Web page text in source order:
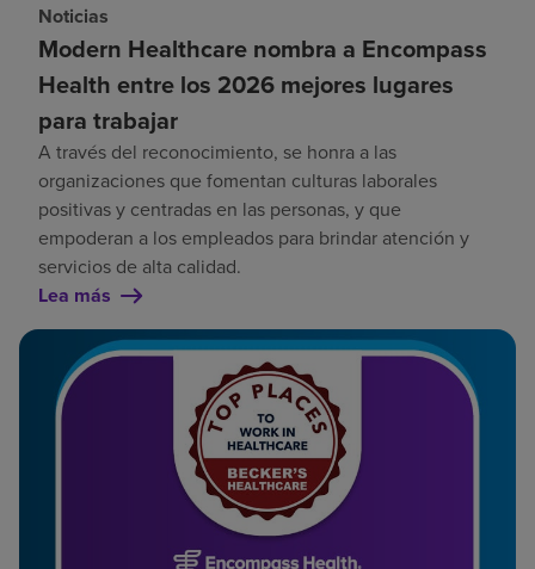
Noticias
Modern Healthcare nombra a Encompass
Health entre los 2026 mejores lugares
para trabajar
A través del reconocimiento, se honra a las
organizaciones que fomentan culturas laborales
positivas y centradas en las personas, y que
empoderan a los empleados para brindar atención y
servicios de alta calidad.
Lea más